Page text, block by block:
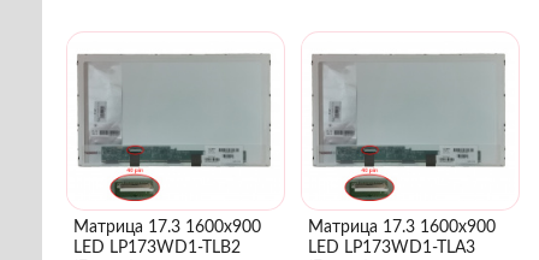
Матрица 17.3 1600x900
LED LP173WD1-TLB2
Матрица 17.3 1600x900
LED LP173WD1-TLA3